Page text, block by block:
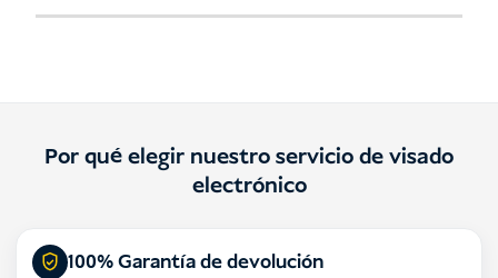
Por qué elegir nuestro servicio de visado
electrónico
100% Garantía de devolución